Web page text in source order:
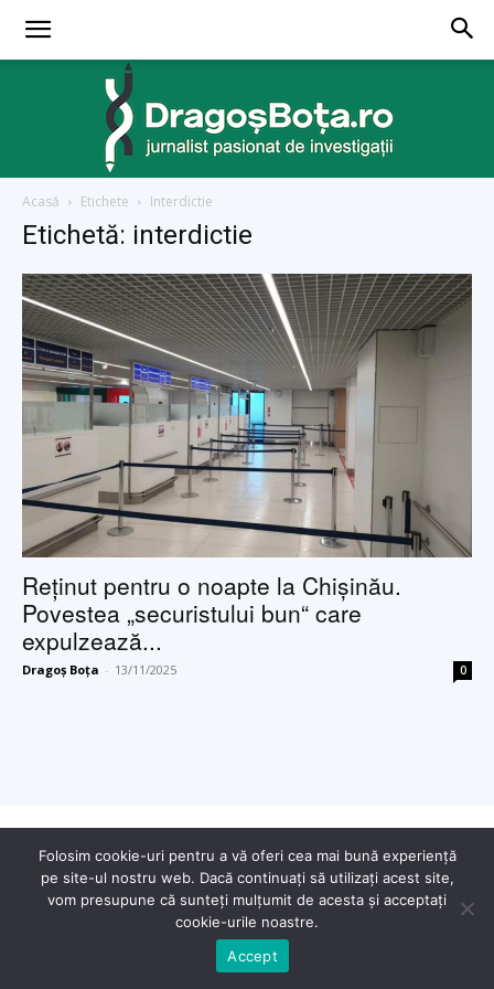
dragosbota.ro
Acasă Etichete Interdictie
Etichetă: interdictie
Reţinut pentru o noapte la Chişinău.
Povestea „securistului bun“ care
expulzează...
Dragoș Boța - 13/11/2025 0
Folosim cookie-uri pentru a vă oferi cea mai bună experiență
pe site-ul nostru web. Dacă continuați să utilizați acest site,
vom presupune că sunteți mulțumit de acesta și acceptați
cookie-urile noastre.
Accept